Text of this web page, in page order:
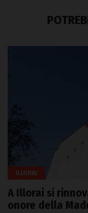
ILLORAI
A Illorai si
onore della